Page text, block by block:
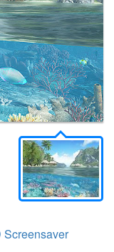
Screensaver